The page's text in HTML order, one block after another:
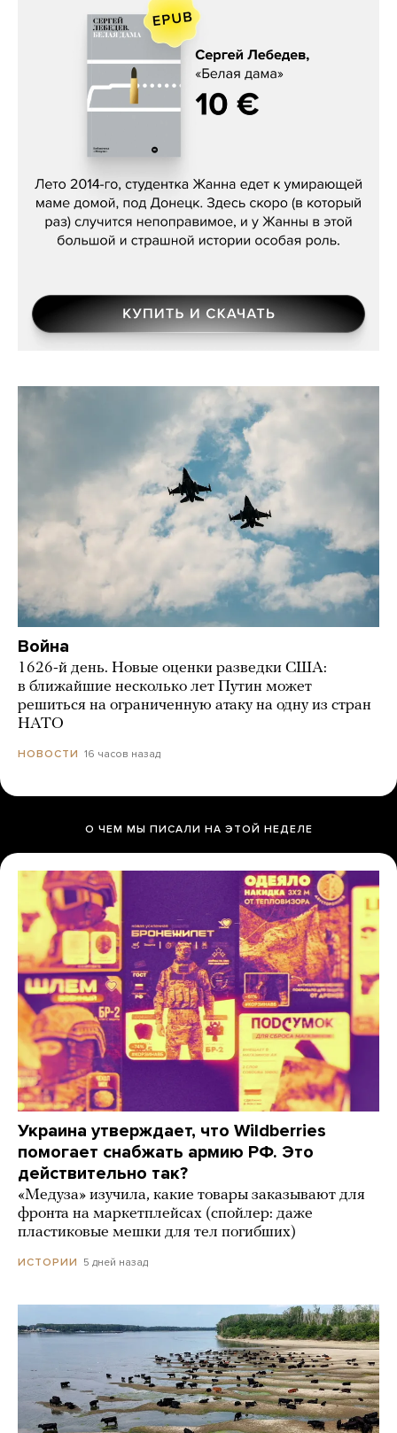
Сергей Лебедев, «Белая дама»
Война
1626-й день. Новые оценки разведки США:
в ближайшие несколько лет Путин может
решиться на ограниченную атаку на одну из стран
НАТО
НОВОСТИ 16 часов назад
О ЧЕМ МЫ ПИСАЛИ НА ЭТОЙ НЕДЕЛЕ
Украина утверждает, что Wildberries
помогает снабжать армию РФ. Это
действительно так?
«Медуза» изучила, какие товары заказывают для
фронта на маркетплейсах (спойлер: даже
пластиковые мешки для тел погибших)
ИСТОРИИ 5 дней назад